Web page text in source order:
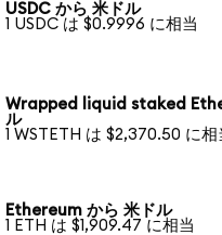
USDC から 米ドル
1 USDC は $0.9996 に相当
Wrapped liquid staked
ル
1 WSTETH は $2,370.50 に相
Ethereum から 米ドル
1 ETH は $1,909.47 に相当